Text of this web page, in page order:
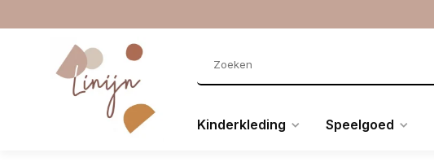
Kinderkleding Speelgoed